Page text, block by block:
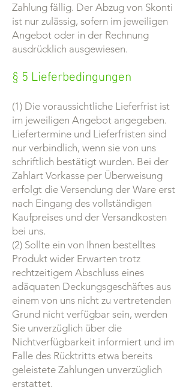
Zahlung fällig. Der Abzug von Skonti
ist nur zulässig, sofern im jeweiligen
Angebot oder in der Rechnung
ausdrücklich ausgewiesen.
§ 5 Lieferbedingungen
(1) Die voraussichtliche Lieferfrist ist
im jeweiligen Angebot angegeben.
Liefertermine und Lieferfristen sind
nur verbindlich, wenn sie von uns
schriftlich bestätigt wurden. Bei der
Zahlart Vorkasse per Überweisung
erfolgt die Versendung der Ware erst
nach Eingang des vollständigen
Kaufpreises und der Versandkosten
bei uns.
(2) Sollte ein von Ihnen bestelltes
Produkt wider Erwarten trotz
rechtzeitigem Abschluss eines
adäquaten Deckungsgeschäftes aus
einem von uns nicht zu vertretenden
Grund nicht verfügbar sein, werden
Sie unverzüglich über die
Nichtverfügbarkeit informiert und im
Falle des Rücktritts etwa bereits
geleistete Zahlungen unverzüglich
erstattet.